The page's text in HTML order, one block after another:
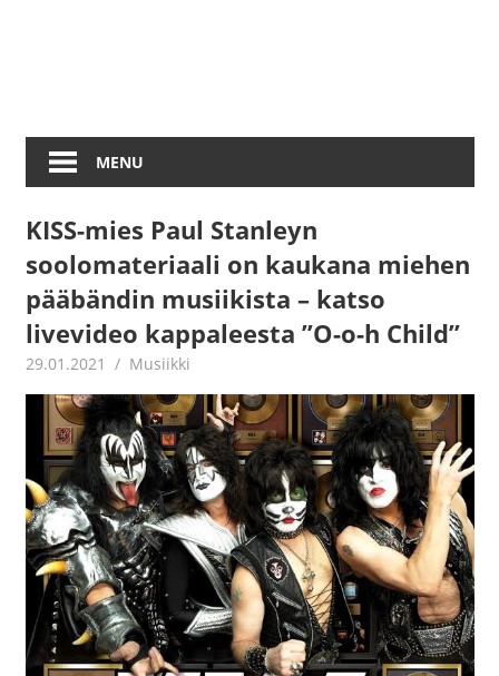
MENU
KISS-mies Paul Stanleyn
soolomateriaali on kaukana miehen
pääbändin musiikista – katso
livevideo kappaleesta ”O-o-h Child”
29.01.2021 Juha Kaunisto
Musiikki